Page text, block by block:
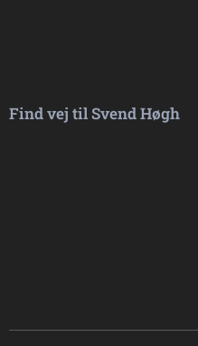
Find vej til Svend Høgh